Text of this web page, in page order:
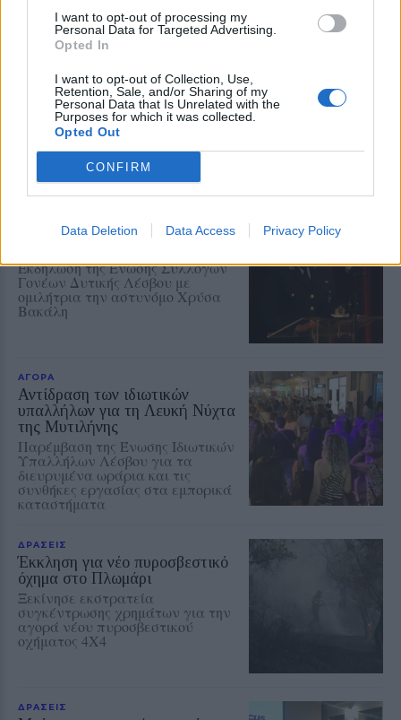
I want to opt-out of processing my
Personal Data for Targeted Advertising.
Opted In
I want to opt-out of Collection, Use,
Retention, Sale, and/or Sharing of my
Personal Data that Is Unrelated with the
Purposes for which it was collected.
Opted Out
CONFIRM
Data Deletion Data Access Privacy Policy
ΔΡΑΣΕΙΣ
Η Λέσβος στη Διεθνή
Παγκόσμιων Γεωπάρκων
UNESCO
Μαθητές του Πρότυπου ΓΕΛ
Μυτιλήνης παρουσίασαν το
Απολιθωμένο Δάσος και τη
συμβολή του στη μελέτη της
κλιματικής αλλαγής
Μαθαίνοντας από μικροί να
Εκδήλωση της Ένωσης Συλλόγων
Γονέων Δυτικής Λέσβου με
ομιλήτρια την αστυνόμο Χρύσα
Βακάλη
ΑΓΟΡΑ
Αντίδραση των ιδιωτικών
υπαλλήλων για τη Λευκή Νύχτα
της Μυτιλήνης
Παρέμβαση της Ένωσης Ιδιωτικών
Υπαλλήλων Λέσβου για τα
διευρυμένα ωράρια και τις
συνθήκες εργασίας στα εμπορικά
καταστήματα
ΔΡΑΣΕΙΣ
Έκκληση για νέο πυροσβεστικό
όχημα στο Πλωμάρι
Ξεκίνησε εκστρατεία
συγκέντρωσης χρημάτων για την
αγορά νέου πυροσβεστικού
οχήματος 4Χ4
ΔΡΑΣΕΙΣ